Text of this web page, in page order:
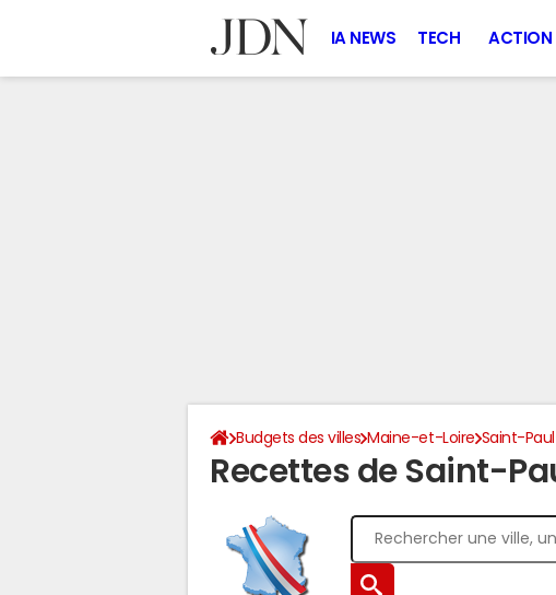
IA NEWS TECH ACTION
Budgets des villes Maine-et-Loire Saint-
Recettes de Saint-